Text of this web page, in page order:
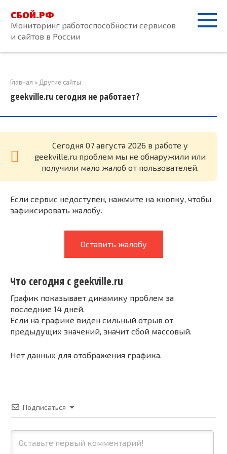
контенту
СБОЙ.РФ
Мониторинг работоспособности сервисов
и сайтов в России
Главная » Другие сайты
geekville.ru сегодня не работает?
Cегодня 07 августа 2026 в работе у
geekville.ru проблем мы не обнаружили или
получили мало жалоб от пользователей.
Если сервис недоступен, нажмите на кнопку, чтобы
зафиксировать жалобу.
Оставить жалобу
Что сегодня с geekville.ru
График показывает динамику проблем за
последние 14 дней.
Если на графике виден сильный отрыв от
предыдущих значений, значит сбой массовый.
Нет данных для отображения графика.
Подписаться